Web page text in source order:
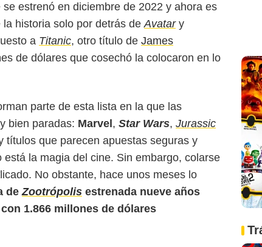
se estrenó en diciembre de 2022 y ahora es
la historia solo por detrás deAvatar y
a Titanic, otro título de James
de dólares que cosechó la colocaron en lo
parte de esta lista en la que las
bien paradas: Marvel , Star Wars, Jurassic
que parecen apuestas seguras y
la magia del cine. Sin embargo, colarse
No obstante, hace unos meses lo
deZootrópolis estrenada nueve años
1.866 millones de dólares